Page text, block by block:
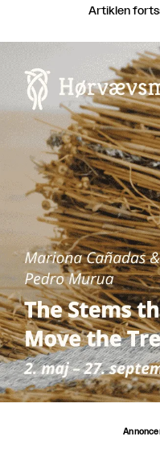
Artiklen